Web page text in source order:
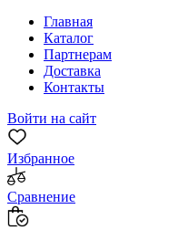
Главная
Каталог
Партнерам
Доставка
Контакты
Войти на сайт
Избранное
Сравнение